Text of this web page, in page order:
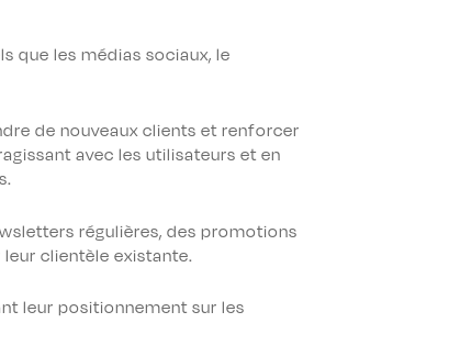
que les médias sociaux, le
de nouveaux clients et renforcer
avec les utilisateurs et en
régulières, des promotions
clientèle existante.
leur positionnement sur les